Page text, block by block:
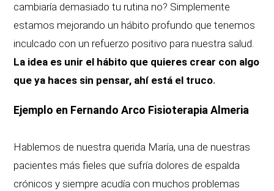
cambiaría demasiado tu rutina no? Simplemente
estamos mejorando un hábito profundo que tenemos
inculcado con un refuerzo positivo para nuestra salud.
La idea es unir el hábito que quieres crear con algo
que ya haces sin pensar, ahí está el truco.
Ejemplo en Fernando Arco Fisioterapia Almeria
Hablemos de nuestra querida María, una de nuestras
pacientes más fieles que sufría dolores de espalda
crónicos y siempre acudía con muchos problemas